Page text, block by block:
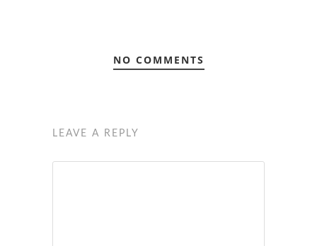
NO COMMENTS
LEAVE A REPLY